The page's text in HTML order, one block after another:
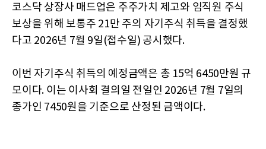
코스닥 상장사 매드업은 주주가치 제고와 임직원 주식
보상을 위해 보통주 21만 주의 자기주식 취득을 결정했
다고 2026년 7월 9일(접수일) 공시했다.
이번 자기주식 취득의 예정금액은 총 15억 6450만원 규
모이다. 이는 이사회 결의일 전일인 2026년 7월 7일의
종가인 7450원을 기준으로 산정된 금액이다.